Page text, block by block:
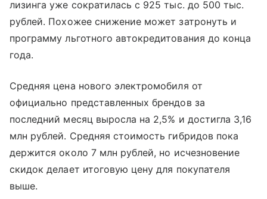
лизинга уже сократилась с 925 тыс. до 500 тыс.
рублей. Похожее снижение может затронуть и
программу льготного автокредитования до конца
года.
Средняя цена нового электромобиля от
официально представленных брендов за
последний месяц выросла на 2,5% и достигла 3,16
млн рублей. Средняя стоимость гибридов пока
держится около 7 млн рублей, но исчезновение
скидок делает итоговую цену для покупателя
выше.